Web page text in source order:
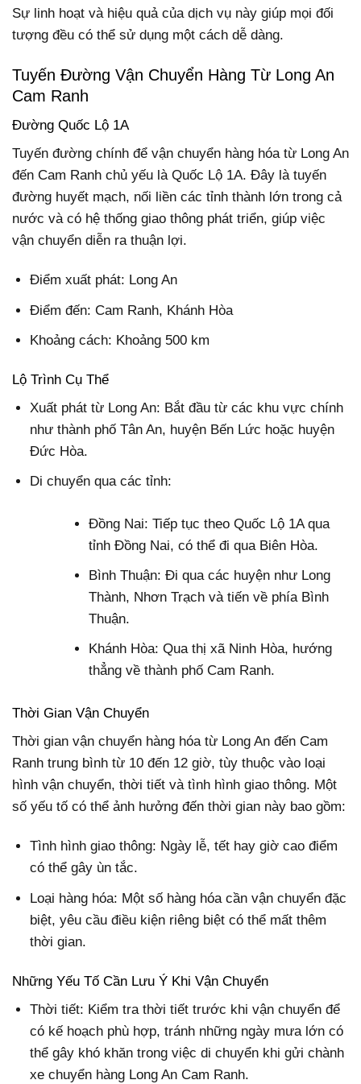
Sự linh hoạt và hiệu quả của dịch vụ này giúp mọi đối
tượng đều có thể sử dụng một cách dễ dàng.
Tuyến Đường Vận Chuyển Hàng Từ Long An
Cam Ranh
Đường Quốc Lộ 1A
Tuyến đường chính để vận chuyển hàng hóa từ Long An
đến Cam Ranh chủ yếu là Quốc Lộ 1A. Đây là tuyến
đường huyết mạch, nối liền các tỉnh thành lớn trong cả
nước và có hệ thống giao thông phát triển, giúp việc
vận chuyển diễn ra thuận lợi.
Điểm xuất phát: Long An
Điểm đến: Cam Ranh, Khánh Hòa
Khoảng cách: Khoảng 500 km
Lộ Trình Cụ Thể
Xuất phát từ Long An: Bắt đầu từ các khu vực chính
như thành phố Tân An, huyện Bến Lức hoặc huyện
Đức Hòa.
Di chuyển qua các tỉnh:
Đồng Nai: Tiếp tục theo Quốc Lộ 1A qua
tỉnh Đồng Nai, có thể đi qua Biên Hòa.
Bình Thuận: Đi qua các huyện như Long
Thành, Nhơn Trạch và tiến về phía Bình
Thuận.
Khánh Hòa: Qua thị xã Ninh Hòa, hướng
thẳng về thành phố Cam Ranh.
Thời Gian Vận Chuyển
Thời gian vận chuyển hàng hóa từ Long An đến Cam
Ranh trung bình từ 10 đến 12 giờ, tùy thuộc vào loại
hình vận chuyển, thời tiết và tình hình giao thông. Một
số yếu tố có thể ảnh hưởng đến thời gian này bao gồm:
Tình hình giao thông: Ngày lễ, tết hay giờ cao điểm
có thể gây ùn tắc.
Loại hàng hóa: Một số hàng hóa cần vận chuyển đặc
biệt, yêu cầu điều kiện riêng biệt có thể mất thêm
thời gian.
Những Yếu Tố Cần Lưu Ý Khi Vận Chuyển
Thời tiết: Kiểm tra thời tiết trước khi vận chuyển để
có kế hoạch phù hợp, tránh những ngày mưa lớn có
thể gây khó khăn trong việc di chuyển khi gửi chành
xe chuyển hàng Long An Cam Ranh.